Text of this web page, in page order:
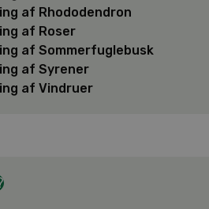
af Rhododendron
af Roser
af Sommerfuglebusk
af Syrener
af Vindruer